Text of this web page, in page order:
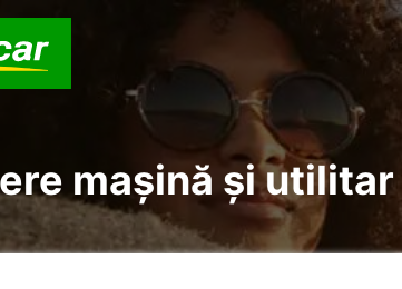
mașină și utilitar